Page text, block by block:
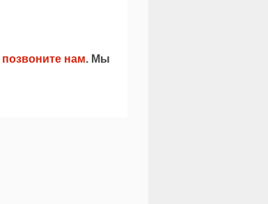
позвоните нам. Мы